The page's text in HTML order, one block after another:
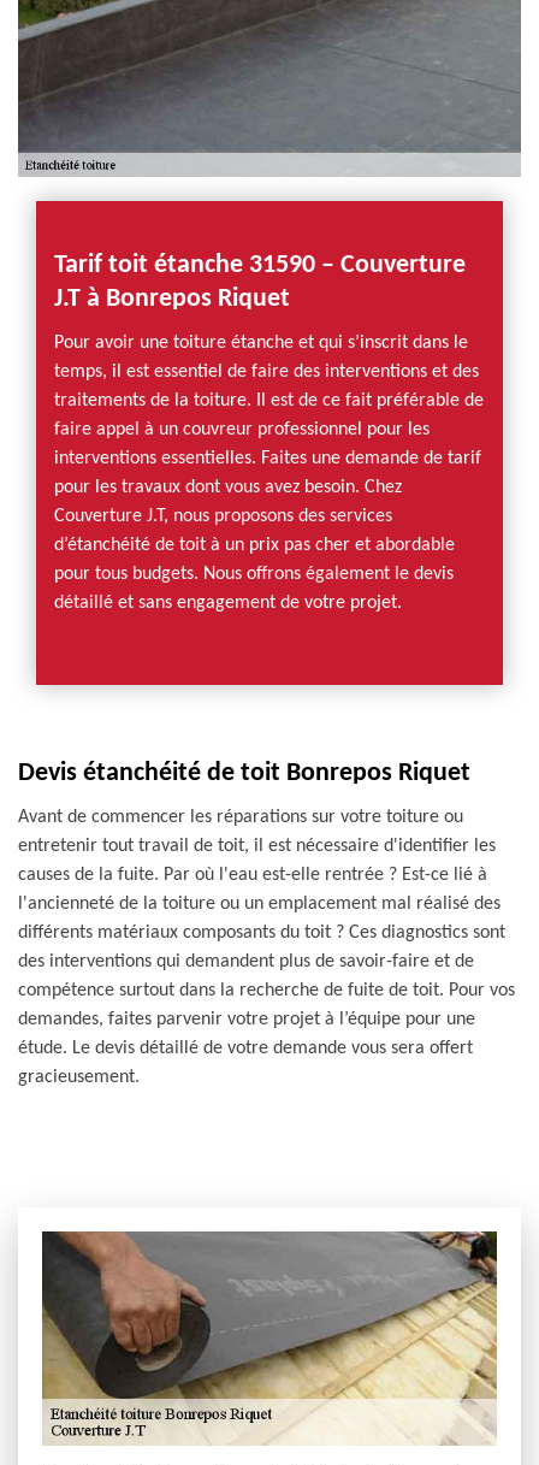
Tarif toit étanche 31590 – Couverture
J.T à Bonrepos Riquet
Pour avoir une toiture étanche et qui s’inscrit dans le
temps, il est essentiel de faire des interventions et des
traitements de la toiture. Il est de ce fait préférable de
faire appel à un couvreur professionnel pour les
interventions essentielles. Faites une demande de tarif
pour les travaux dont vous avez besoin. Chez
Couverture J.T, nous proposons des services
d’étanchéité de toit à un prix pas cher et abordable
pour tous budgets. Nous offrons également le devis
détaillé et sans engagement de votre projet.
Devis étanchéité de toit Bonrepos Riquet
Avant de commencer les réparations sur votre toiture ou
entretenir tout travail de toit, il est nécessaire d'identifier les
causes de la fuite. Par où l'eau est-elle rentrée ? Est-ce lié à
l'ancienneté de la toiture ou un emplacement mal réalisé des
différents matériaux composants du toit ? Ces diagnostics sont
des interventions qui demandent plus de savoir-faire et de
compétence surtout dans la recherche de fuite de toit. Pour vos
demandes, faites parvenir votre projet à l’équipe pour une
étude. Le devis détaillé de votre demande vous sera offert
gracieusement.